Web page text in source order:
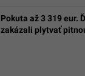
Pokuta až 3 319 eur.
zakázali plytvať